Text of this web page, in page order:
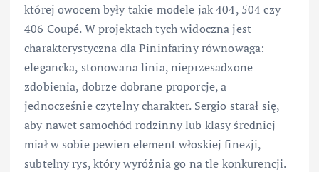
której owocem były takie modele jak 404, 504 czy
406 Coupé. W projektach tych widoczna jest
charakterystyczna dla Pininfariny równowaga:
elegancka, stonowana linia, nieprzesadzone
zdobienia, dobrze dobrane proporcje, a
jednocześnie czytelny charakter. Sergio starał się,
aby nawet samochód rodzinny lub klasy średniej
miał w sobie pewien element włoskiej finezji,
subtelny rys, który wyróżnia go na tle konkurencji.